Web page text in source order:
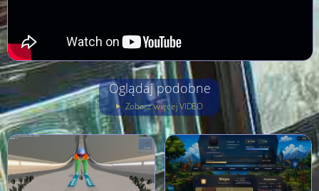
Oglądaj podobne
Zobacz więcej VIDEO